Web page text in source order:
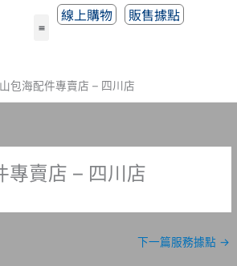
線上購物 販售據點
包海配件專賣店 – 四川店
專賣店 – 四川店
下一篇服務據點 →